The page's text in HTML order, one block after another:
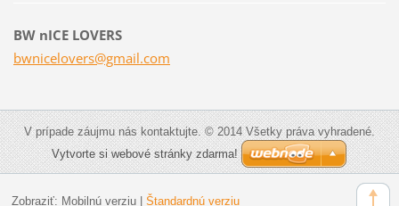
BW nICE LOVERS
bwnicelovers@gmail.com
V prípade záujmu nás kontaktujte. © 2014 Všetky práva vyhradené.
Vytvorte si webové stránky zdarma!
Zobraziť: Mobilnú verziu| Štandardnú verziu